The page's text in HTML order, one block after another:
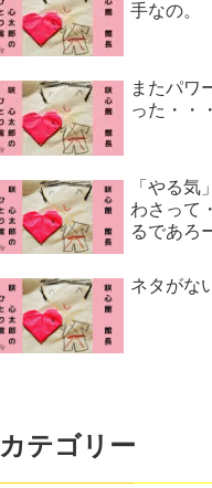
手なの。
またパワ
った・・・
「やる気
わさって
るであろ
ネタがな
カテゴリー